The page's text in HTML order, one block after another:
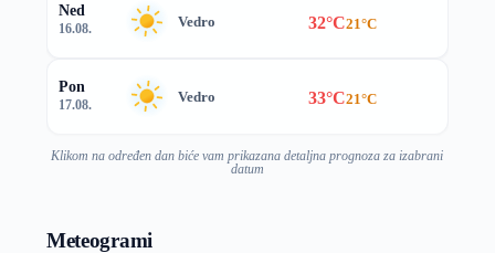
Ned
16.08. Vedro 32°C21°C
Pon
17.08. Vedro 33°C21°C
Klikom na određen dan biće vam prikazana detaljna prognoza za izabrani
datum
Meteogrami